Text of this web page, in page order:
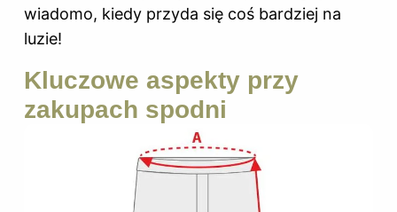
wiadomo, kiedy przyda się coś bardziej na
luzie!
Kluczowe aspekty przy
zakupach spodni